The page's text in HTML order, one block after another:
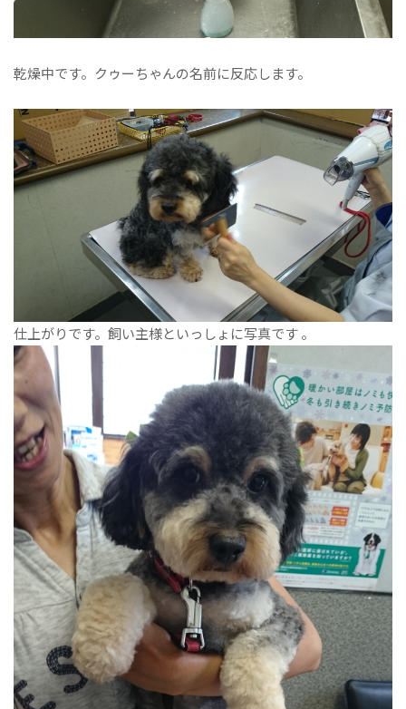
乾燥中です。クゥーちゃんの名前に反応します。
仕上がりです。飼い主様といっしょに写真です 。